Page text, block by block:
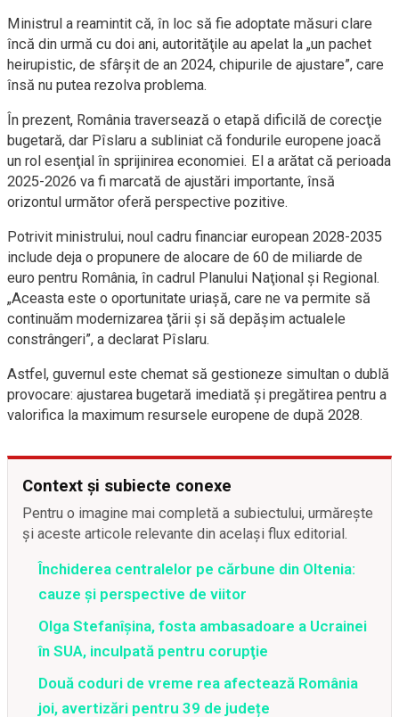
Ministrul a reamintit că, în loc să fie adoptate măsuri clare
încă din urmă cu doi ani, autorităţile au apelat la „un pachet
heirupistic, de sfârşit de an 2024, chipurile de ajustare”, care
însă nu putea rezolva problema.
În prezent, România traversează o etapă dificilă de corecţie
bugetară, dar Pîslaru a subliniat că fondurile europene joacă
un rol esenţial în sprijinirea economiei. El a arătat că perioada
2025-2026 va fi marcată de ajustări importante, însă
orizontul următor oferă perspective pozitive.
Potrivit ministrului, noul cadru financiar european 2028-2035
include deja o propunere de alocare de 60 de miliarde de
euro pentru România, în cadrul Planului Naţional şi Regional.
„Aceasta este o oportunitate uriaşă, care ne va permite să
continuăm modernizarea ţării şi să depăşim actualele
constrângeri”, a declarat Pîslaru.
Astfel, guvernul este chemat să gestioneze simultan o dublă
provocare: ajustarea bugetară imediată şi pregătirea pentru a
valorifica la maximum resursele europene de după 2028.
Context și subiecte conexe
Pentru o imagine mai completă a subiectului, urmărește
și aceste articole relevante din același flux editorial.
Închiderea centralelor pe cărbune din Oltenia:
cauze și perspective de viitor
Olga Stefanîşina, fosta ambasadoare a Ucrainei
în SUA, inculpată pentru corupţie
Două coduri de vreme rea afectează România
joi, avertizări pentru 39 de județe